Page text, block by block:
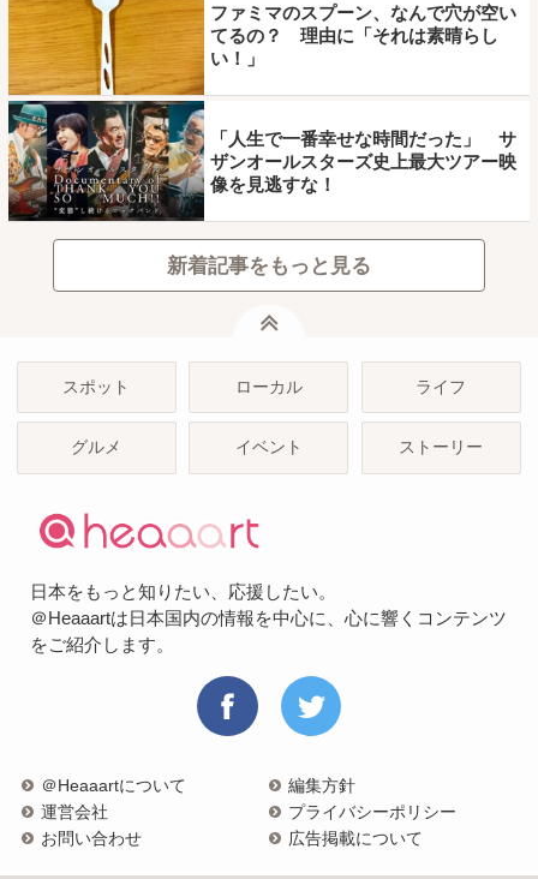
ファミマのスプーン、なんで穴が空い
てるの？ 理由に「それは素晴らし
い！」
「人生で一番幸せな時間だった」 サ
ザンオールスターズ史上最大ツアー映
像を見逃すな！
新着記事をもっと見る
スポット ローカル ライフ
グルメ イベント ストーリー
日本をもっと知りたい、応援したい。
＠Heaaartは日本国内の情報を中心に、心に響くコンテンツ
をご紹介します。
＠Heaaartについて
編集方針
運営会社
プライバシーポリシー
お問い合わせ
広告掲載について